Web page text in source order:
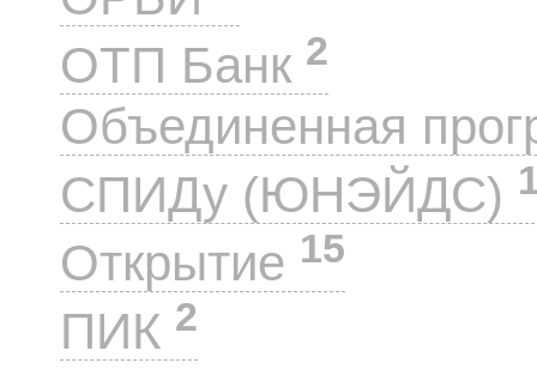
ОТП Банк 2
Объединенная
СПИДу (ЮНЭЙДС)
Открытие 15
ПИК 2